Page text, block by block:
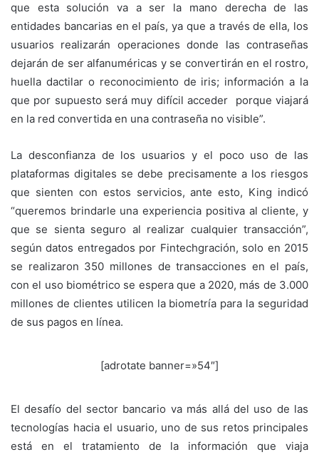
que esta solución va a ser la mano derecha de las
entidades bancarias en el país, ya que a través de ella, los
usuarios realizarán operaciones donde las contraseñas
dejarán de ser alfanuméricas y se convertirán en el rostro,
huella dactilar o reconocimiento de iris; información a la
que por supuesto será muy difícil acceder porque viajará
en la red convertida en una contraseña no visible”.
La desconfianza de los usuarios y el poco uso de las
plataformas digitales se debe precisamente a los riesgos
que sienten con estos servicios, ante esto, King indicó
“queremos brindarle una experiencia positiva al cliente, y
que se sienta seguro al realizar cualquier transacción”,
según datos entregados por Fintechgración, solo en 2015
se realizaron 350 millones de transacciones en el país,
con el uso biométrico se espera que a 2020, más de 3.000
millones de clientes utilicen la biometría para la seguridad
de sus pagos en línea.
[adrotate banner=»54″]
El desafío del sector bancario va más allá del uso de las
tecnologías hacia el usuario, uno de sus retos principales
está en el tratamiento de la información que viaja